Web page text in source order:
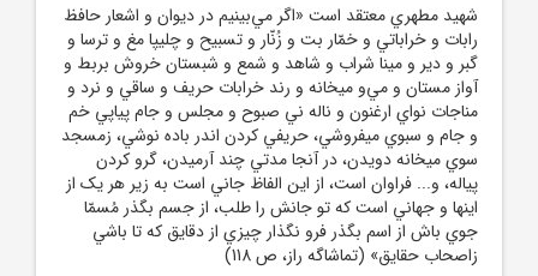
شهيد مطهري معتقد است «اگر مي‌بينيم در ديوان و اشعار حافظ
رابات و خراباتي و خمّار بت و زُنّار و تسبيح و چليپا مغ و ترسا و
گبر و دير و مينا شراب و شاهد و شمع و شبستان خروش بربط و
آواز مستان و مي‌و ميخانه و رند خرابات حريف و ساقي و نرد و
مناجات نواي ارغنون و ناله ني صبوح و مجلس و جام پياپي خم
و جام و سبوي ميفروشي، حريفي کردن اندر باده نوشي، زمسجد
سوي ميخانه دويدن، در آنجا مدتي چند آرميدن، گرو کردن
پياله‏، و... فراوان است، از اين الفاظ جاني است به زير هر يک از
اينها و جهاني است که تو جانش را طلب، از جسم بگذر مُسمّا
جوي باش از اسم بگذر فرو نگذار چيزي از دقايق که تا باشي
زاصحاب حقايق» (تماشاگه راز، ص 118)